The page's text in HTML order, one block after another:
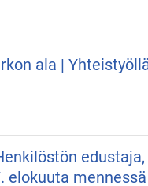
ala |
elokuuta mennessä